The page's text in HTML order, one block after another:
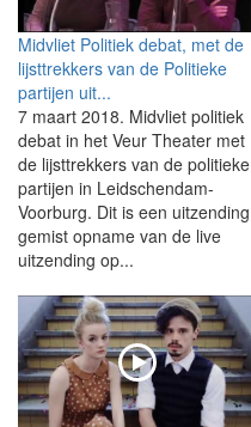
Midvliet Politiek debat, met de
lijsttrekkers van de Politieke
partijen uit...
7 maart 2018. Midvliet politiek
debat in het Veur Theater met
de lijsttrekkers van de politieke
partijen in Leidschendam-
Voorburg. Dit is een uitzending
gemist opname van de live
uitzending op...